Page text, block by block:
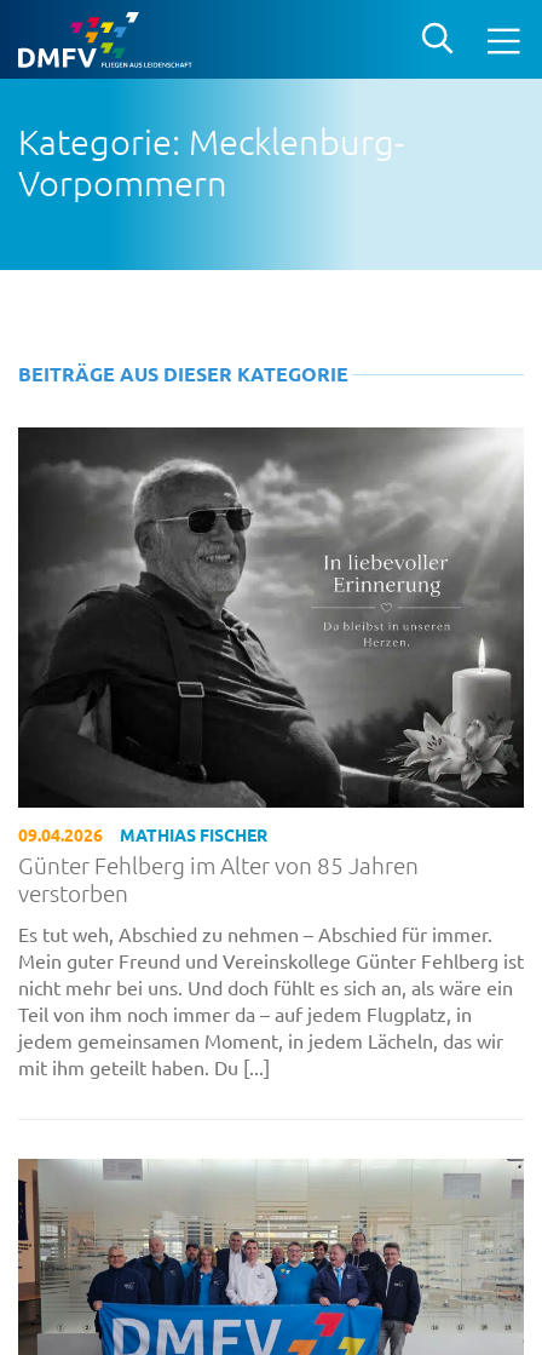
Kategorie: Mecklenburg-
Vorpommern
BEITRÄGE AUS DIESER KATEGORIE
09.04.2026 MATHIAS FISCHER
Günter Fehlberg im Alter von 85 Jahren
verstorben
Es tut weh, Abschied zu nehmen – Abschied für immer.
Mein guter Freund und Vereinskollege Günter Fehlberg ist
nicht mehr bei uns. Und doch fühlt es sich an, als wäre ein
Teil von ihm noch immer da – auf jedem Flugplatz, in
jedem gemeinsamen Moment, in jedem Lächeln, das wir
mit ihm geteilt haben. Du [...]